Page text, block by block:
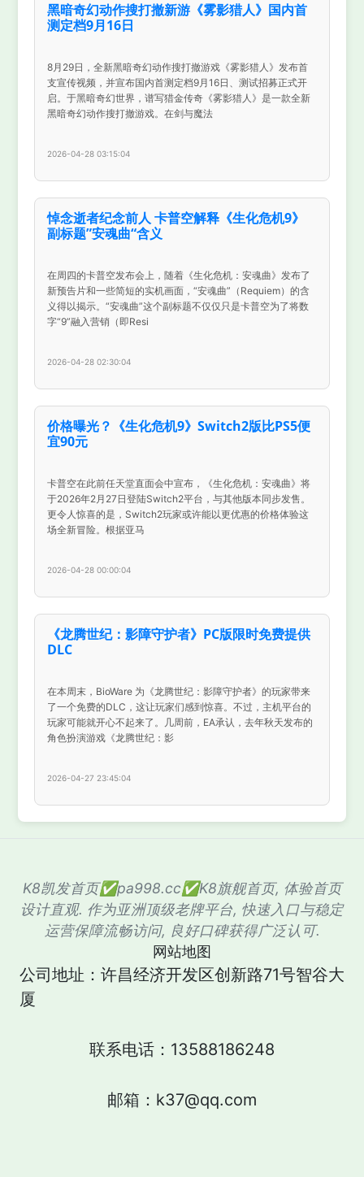
黑暗奇幻动作搜打撤新游《雾影猎人》国内首
测定档9月16日
8月29日，全新黑暗奇幻动作搜打撤游戏《雾影猎人》发布首
支宣传视频，并宣布国内首测定档9月16日、测试招募正式开
启。于黑暗奇幻世界，谱写猎金传奇《雾影猎人》是一款全新
黑暗奇幻动作搜打撤游戏。在剑与魔法
2026-04-28 03:15:04
悼念逝者纪念前人 卡普空解释《生化危机9》
副标题”安魂曲“含义
在周四的卡普空发布会上，随着《生化危机：安魂曲》发布了
新预告片和一些简短的实机画面，“安魂曲”（Requiem）的含
义得以揭示。“安魂曲”这个副标题不仅仅只是卡普空为了将数
字“9”融入营销（即Resi
2026-04-28 02:30:04
价格曝光？《生化危机9》Switch2版比PS5便
宜90元
卡普空在此前任天堂直面会中宣布，《生化危机：安魂曲》将
于2026年2月27日登陆Switch2平台，与其他版本同步发售。
更令人惊喜的是，Switch2玩家或许能以更优惠的价格体验这
场全新冒险。根据亚马
2026-04-28 00:00:04
《龙腾世纪：影障守护者》PC版限时免费提供
DLC
在本周末，BioWare 为《龙腾世纪：影障守护者》的玩家带来
了一个免费的DLC，这让玩家们感到惊喜。不过，主机平台的
玩家可能就开心不起来了。几周前，EA承认，去年秋天发布的
角色扮演游戏《龙腾世纪：影
2026-04-27 23:45:04
K8凯发首页✅pa998.cc✅K8旗舰首页, 体验首页
设计直观. 作为亚洲顶级老牌平台, 快速入口与稳定
运营保障流畅访问, 良好口碑获得广泛认可.
网站地图
公司地址：许昌经济开发区创新路71号智谷大
厦
联系电话：13588186248
邮箱：k37@qq.com